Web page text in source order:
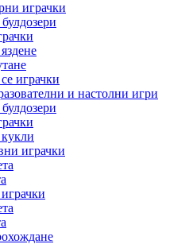
играчки
играчки
и настолни игри
играчки